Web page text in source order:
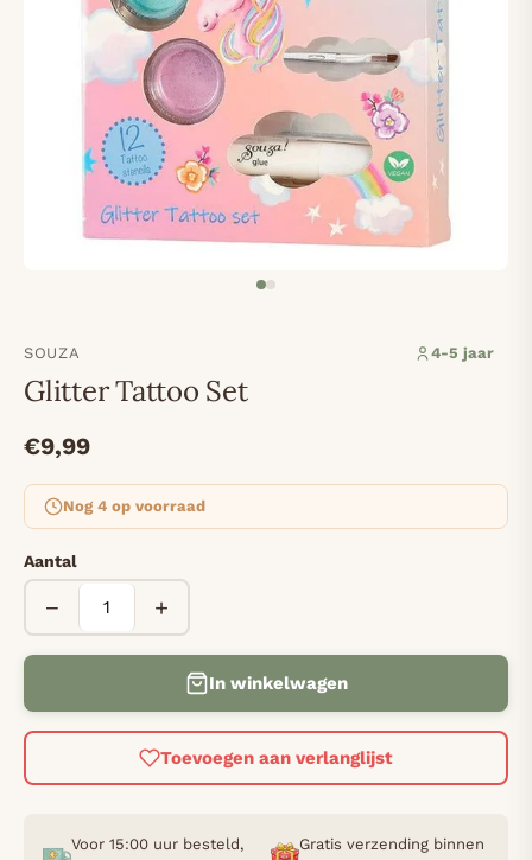
SOUZA 4-5 jaar
Glitter Tattoo Set
€9,99
Nog 4 op voorraad
Aantal
− +
In winkelwagen
Toevoegen aan verlanglijst
Voor 15:00 uur besteld,
Gratis verzending binnen